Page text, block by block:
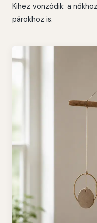
Kihez vonzódik: a
párokhoz is.